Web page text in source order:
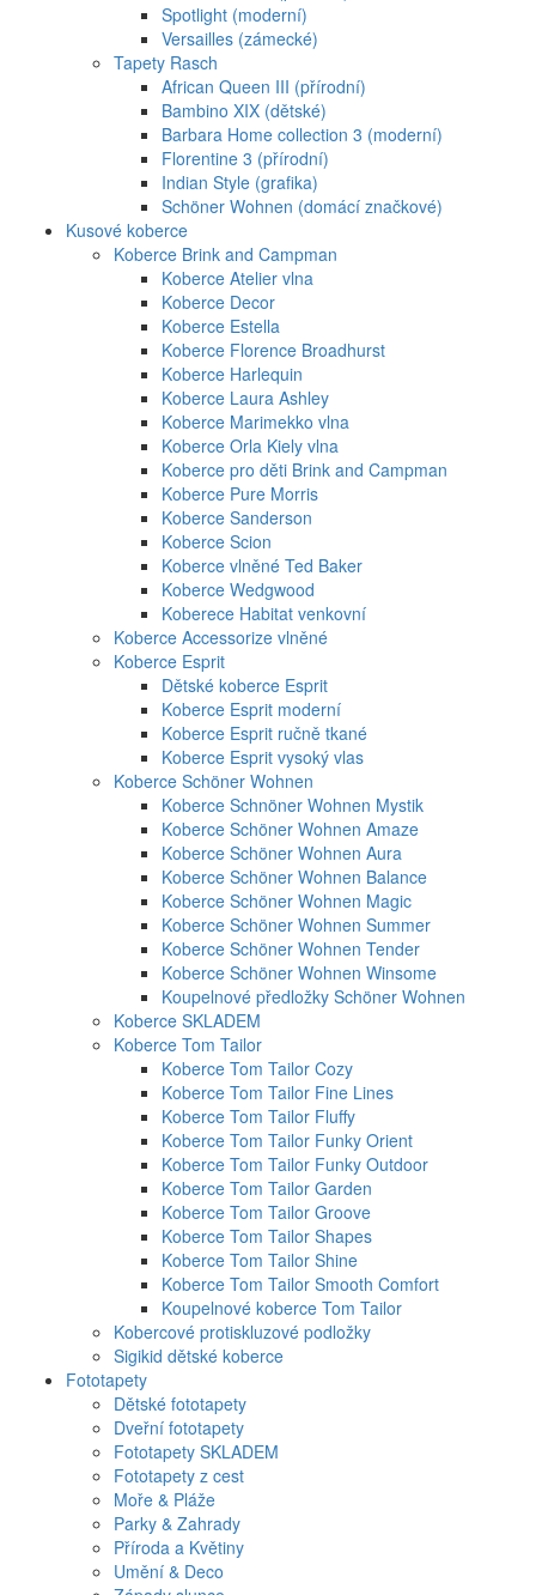
Spotlight (moderní)
Versailles (zámecké)
Tapety Rasch
African Queen III (přírodní)
Bambino XIX (dětské)
Barbara Home collection 3 (moderní)
Florentine 3 (přírodní)
Indian Style (grafika)
Schöner Wohnen (domácí značkové)
Kusové koberce
Koberce Brink and Campman
Koberce Atelier vlna
Koberce Decor
Koberce Estella
Koberce Florence Broadhurst
Koberce Harlequin
Koberce Laura Ashley
Koberce Marimekko vlna
Koberce Orla Kiely vlna
Koberce pro děti Brink and Campman
Koberce Pure Morris
Koberce Sanderson
Koberce Scion
Koberce vlněné Ted Baker
Koberce Wedgwood
Koberece Habitat venkovní
Koberce Accessorize vlněné
Koberce Esprit
Dětské koberce Esprit
Koberce Esprit moderní
Koberce Esprit ručně tkané
Koberce Esprit vysoký vlas
Koberce Schöner Wohnen
Koberce Schnöner Wohnen Mystik
Koberce Schöner Wohnen Amaze
Koberce Schöner Wohnen Aura
Koberce Schöner Wohnen Balance
Koberce Schöner Wohnen Magic
Koberce Schöner Wohnen Summer
Koberce Schöner Wohnen Tender
Koberce Schöner Wohnen Winsome
Koupelnové předložky Schöner Wohnen
Koberce SKLADEM
Koberce Tom Tailor
Koberce Tom Tailor Cozy
Koberce Tom Tailor Fine Lines
Koberce Tom Tailor Fluffy
Koberce Tom Tailor Funky Orient
Koberce Tom Tailor Funky Outdoor
Koberce Tom Tailor Garden
Koberce Tom Tailor Groove
Koberce Tom Tailor Shapes
Koberce Tom Tailor Shine
Koberce Tom Tailor Smooth Comfort
Koupelnové koberce Tom Tailor
Kobercové protiskluzové podložky
Sigikid dětské koberce
Fototapety
Dětské fototapety
Dveřní fototapety
Fototapety SKLADEM
Fototapety z cest
Moře & Pláže
Parky & Zahrady
Příroda a Květiny
Umění & Deco